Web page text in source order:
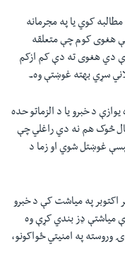
کوي يا په مجرمانه
هغوی کوم چې متعلقه
دي هغوی ته دې کم ازکم
سړي بهته غوښتې وه۔
د خبرو يا د الزماتو حده
څوک هم نه دي راغلي چې
غوښتل شوي او زما د
په میاشت کې د خبرو
میاشتې ډز بندي کړې وه
په امنيتي ځواکونو،